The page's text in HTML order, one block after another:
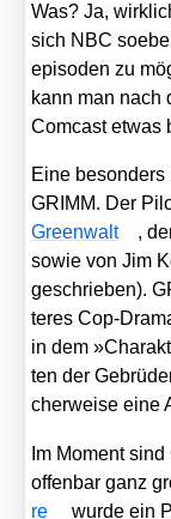
Was? Ja,
sich NBC
epi­so­den zu
kann man nach
Com­cast etwas
Eine beson­ders
GRIMM. Der
Green­walt
,
sowie von Jim
geschrie­ben).
te­res Cop-
in dem
ten der
cher­wei­se eine
Im Moment
offen­bar ganz
re
wur­de ein